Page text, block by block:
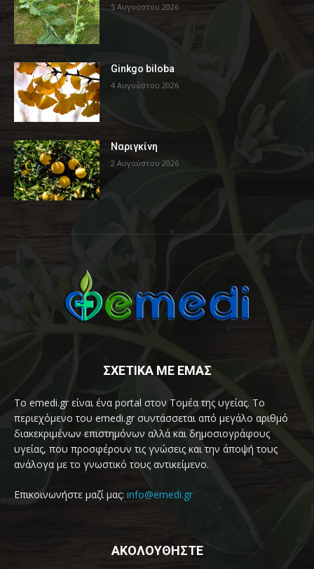
5 Αυγούστου 2026
Ginkgo biloba
4 Αυγούστου 2026
Ναριγκίνη
2 Αυγούστου 2026
ΣΧΕΤΙΚΑ ΜΕ ΕΜΑΣ
Το emedi.gr είναι ένα portal στον Τομέα της υγείας. Το
περιεχόμενο του emedi.gr συντάσσεται από μεγάλο αριθμό
διακεκριμένων επιστημόνων αλλά και δημοσιογράφους
υγείας, που προσφέρουν τις γνώσεις και την άποψή τους
ανάλογα με το γνωστικό τους αντικείμενο.
Επικοινωνήστε μαζί μας: info@emedi.gr
ΑΚΟΛΟΥΘΗΣΤΕ